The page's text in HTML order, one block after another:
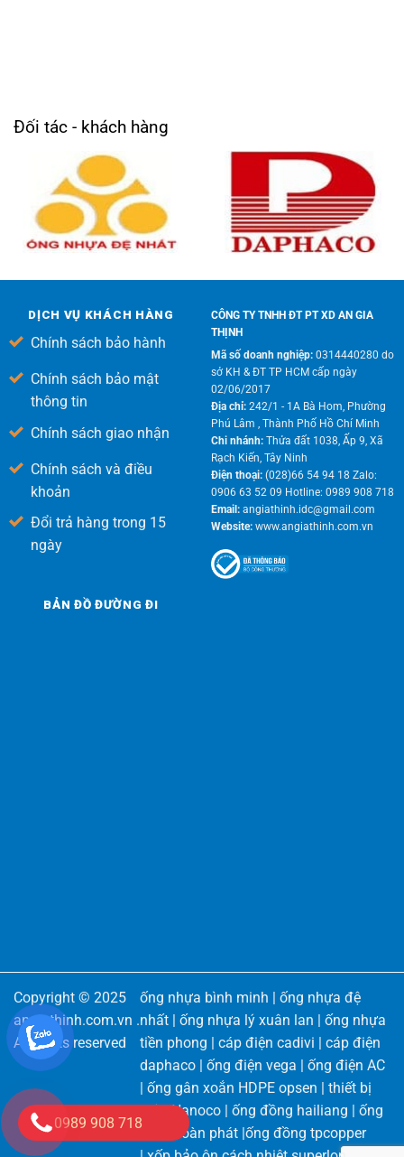
Đối tác - khách hàng
DỊCH VỤ KHÁCH HÀNG
Chính sách bảo hành
Chính sách bảo mật
thông tin
Chính sách giao nhận
Chính sách và điều
khoản
Đổi trả hàng trong 15
ngày
CÔNG TY TNHH ĐT PT XD AN GIA
THỊNH
Mã số doanh nghiệp:0314440280 do
sở KH & ĐT TP HCM cấp ngày
02/06/2017
Địa chỉ:242/1 - 1A Bà Hom, Phường
Phú Lâm , Thành Phố Hồ Chí Minh
Chi nhánh: Thửa đất 1038, Ấp 9, Xã
Rạch Kiến, Tây Ninh
Điện thoại:(028)66 54 94 18 Zalo:
0906 63 52 09 Hotline: 0989 908 718
Email:angiathinh.idc@gmail.com
Website:www.angiathinh.com.vn
BẢN ĐỒ ĐƯỜNG ĐI
Copyright © 2025
angiathinh.com.vn .
All rights reserved
ống nhựa bình minh
ống nhựa đệ
nhất
ống nhựa lý xuân lan
ống nhựa
tiền phong
cáp điện cadivi
cáp điện
daphaco
ống điện vega
ống điện AC
ống gân xoắn HDPE opsen
thiết bị
điện Nanoco
ống đồng hailiang
ống
đồng toàn phát ống đồng tpcopper
0989 908 718